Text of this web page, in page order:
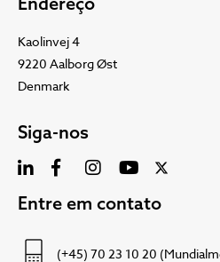
Kaolinvej 4
9220 Aalborg Øst
Denmark
Siga-nos
Entre em contato
(+45) 70 23 10 20